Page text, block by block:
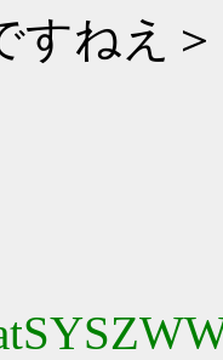
すねえ